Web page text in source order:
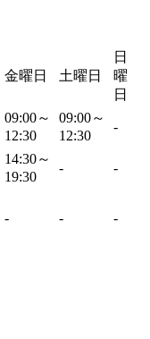
金曜日 土曜日
日
曜
日
09:00～
12:30
09:00～
12:30
-
14:30～
19:30
- -
- - -